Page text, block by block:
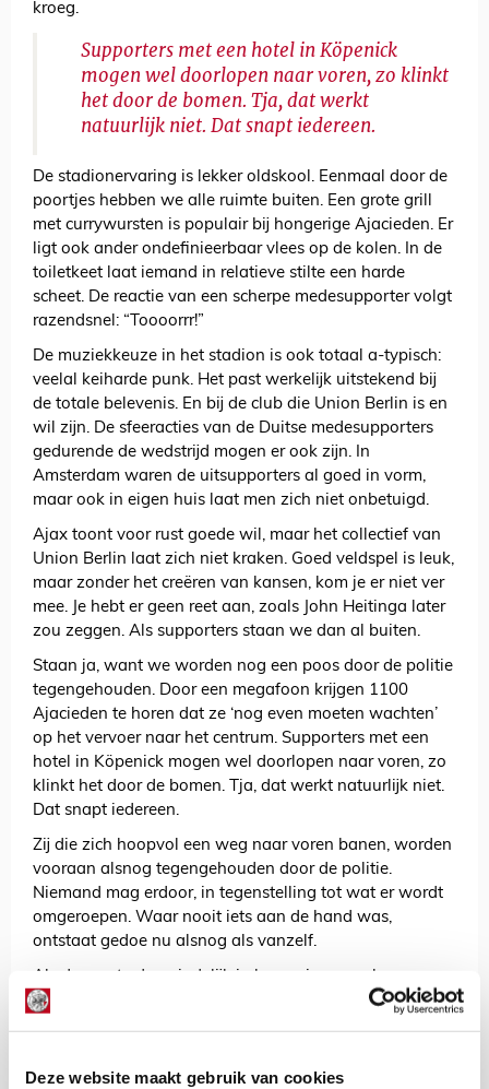
Deze website maakt gebruik van cookies
kroeg.
Supporters met een hotel in Köpenick
mogen wel doorlopen naar voren, zo klinkt
het door de bomen. Tja, dat werkt
natuurlijk niet. Dat snapt iedereen.
De stadionervaring is lekker oldskool. Eenmaal door de
poortjes hebben we alle ruimte buiten. Een grote grill
met currywursten is populair bij hongerige Ajacieden. Er
ligt ook ander ondefinieerbaar vlees op de kolen. In de
toiletkeet laat iemand in relatieve stilte een harde
scheet. De reactie van een scherpe medesupporter volgt
razendsnel: “Toooorrr!”
De muziekkeuze in het stadion is ook totaal a-typisch:
veelal keiharde punk. Het past werkelijk uitstekend bij
de totale belevenis. En bij de club die Union Berlin is en
wil zijn. De sfeeracties van de Duitse medesupporters
gedurende de wedstrijd mogen er ook zijn. In
Amsterdam waren de uitsupporters al goed in vorm,
maar ook in eigen huis laat men zich niet onbetuigd.
Ajax toont voor rust goede wil, maar het collectief van
Union Berlin laat zich niet kraken. Goed veldspel is leuk,
maar zonder het creëren van kansen, kom je er niet ver
mee. Je hebt er geen reet aan, zoals John Heitinga later
zou zeggen. Als supporters staan we dan al buiten.
Staan ja, want we worden nog een poos door de politie
tegengehouden. Door een megafoon krijgen 1100
Ajacieden te horen dat ze ‘nog even moeten wachten’
op het vervoer naar het centrum. Supporters met een
hotel in Köpenick mogen wel doorlopen naar voren, zo
klinkt het door de bomen. Tja, dat werkt natuurlijk niet.
Dat snapt iedereen.
Zij die zich hoopvol een weg naar voren banen, worden
vooraan alsnog tegengehouden door de politie.
Niemand mag erdoor, in tegenstelling tot wat er wordt
omgeroepen. Waar nooit iets aan de hand was,
ontstaat gedoe nu alsnog als vanzelf.
moet iedereen rechtsaf richting het geregelde vervoer.
medesupporters. Het wordt glippen, terwijl de politie